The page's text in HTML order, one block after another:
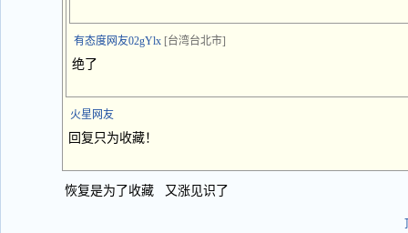
有态度网友02gYlx [台湾台北市]
绝了
火星网友
回复只为收藏！
恢复是为了收藏 又涨见识了